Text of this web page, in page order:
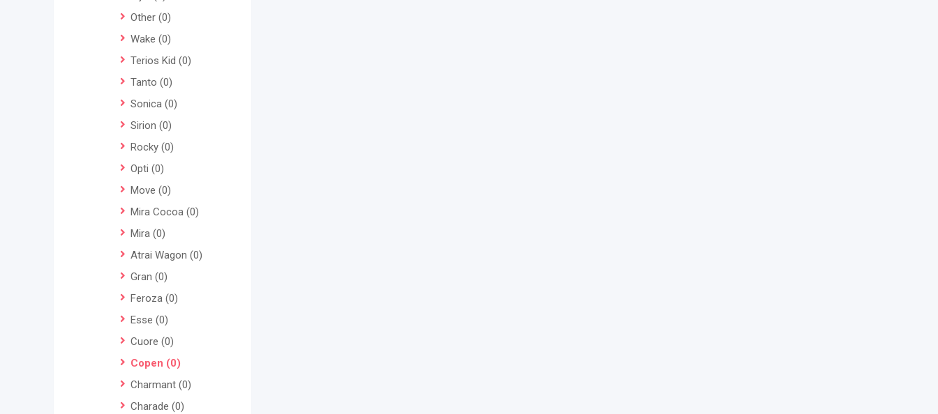
Other (0)
Wake (0)
Terios Kid (0)
Tanto (0)
Sonica (0)
Sirion (0)
Rocky (0)
Opti (0)
Move (0)
Mira Cocoa (0)
Mira (0)
Atrai Wagon (0)
Gran (0)
Feroza (0)
Esse (0)
Cuore (0)
Copen (0)
Charmant (0)
Charade (0)